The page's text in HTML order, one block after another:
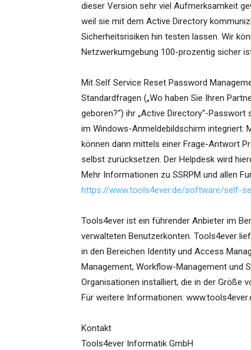
dieser Version sehr viel Aufmerksamkeit
weil sie mit dem Active Directory
Sicherheitsrisiken hin testen lassen. Wir
Netzwerkumgebung 100-prozentig sicher
Mit Self Service Reset Password
Standardfragen („Wo haben Sie Ihren
geboren?“) ihr „Active Directory“-
im Windows-Anmeldebildschirm integriert:
können dann mittels einer Frage-Antwort
selbst zurücksetzen. Der Helpdesk wird
Mehr Informationen zu SSRPM und allen
https://www.tools4ever.de/software/self-
Tools4ever ist ein führender Anbieter im
verwalteten Benutzerkonten. Tools4ever
in den Bereichen Identity und Access
Management, Workflow-Management und
Organisationen installiert, die in der Größe
Für weitere Informationen:
Kontakt
Tools4ever Informatik GmbH